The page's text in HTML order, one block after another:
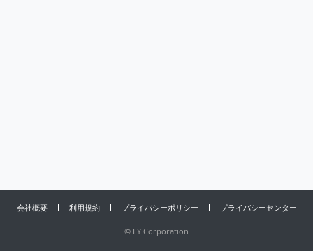
会社概要 利用規約 プライバシーポリシー プライバシーセンター
© LY Corporation